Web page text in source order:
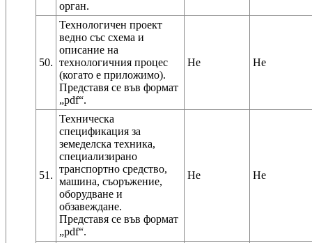
50.
Технологичен проект
ведно със схема и
описание на
технологичния процес
(когато е приложимо).
Представя се във формат
Не Не
51.
Техническа
спецификация за
земеделска техника,
специализирано
транспортно средство,
машина, съоръжение,
оборудване и
обзавеждане.
Представя се във формат
Не Не